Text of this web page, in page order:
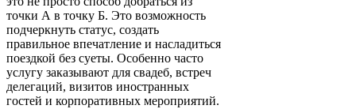
точки А в точку Б. Это возможность
подчеркнуть статус, создать
правильное впечатление и насладиться
поездкой без суеты. Особенно часто
услугу заказывают для свадеб, встреч
делегаций, визитов иностранных
гостей и корпоративных мероприятий.